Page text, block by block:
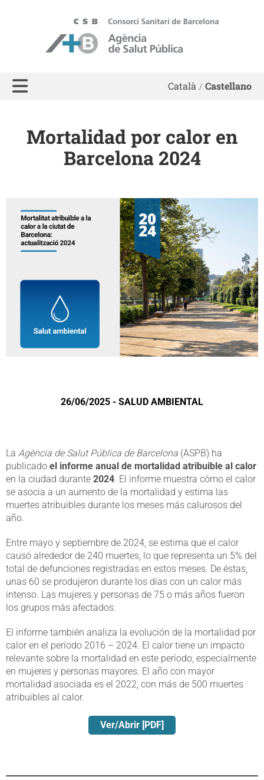
Català Castellano
Mortalidad por calor en
Barcelona 2024
26/06/2025 - SALUD AMBIENTAL
La Agència de Salut Pública de Barcelona (ASPB) ha
publicado el informe anual de mortalidad atribuible al calor
en la ciudad durante 2024. El informe muestra cómo el calor
se asocia a un aumento de la mortalidad y estima las
muertes atribuibles durante los meses más calurosos del
año.
Entre mayo y septiembre de 2024, se estima que el calor
causó alrededor de 240 muertes, lo que representa un 5% del
total de defunciones registradas en estos meses. De éstas,
unas 60 se produjeron durante los días con un calor más
intenso. Las mujeres y personas de 75 o más años fueron
los grupos más afectados.
El informe también analiza la evolución de la mortalidad por
calor en el período 2016 – 2024. El calor tiene un impacto
relevante sobre la mortalidad en este período, especialmente
en mujeres y personas mayores. El año con mayor
mortalidad asociada es el 2022, con más de 500 muertes
atribuibles al calor.
Ver/Abrir [PDF]